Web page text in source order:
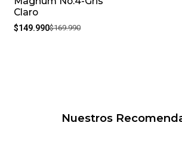
Claro
$149.990$169.990
Nuestros